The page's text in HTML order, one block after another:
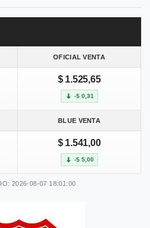
OFICIAL VENTA
$ 1.525,65
-$ 0,31
BLUE VENTA
$ 1.541,00
-$ 5,00
2026-08-07 18:01:00